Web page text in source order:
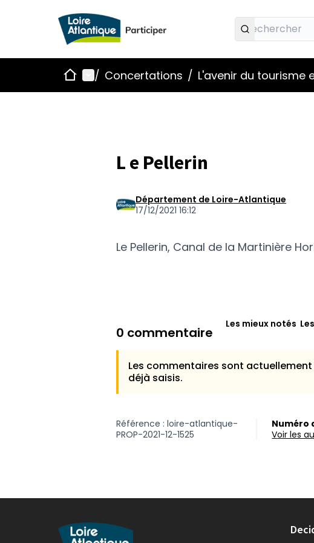
AccueilMenu principal
/ Concertations / L'avenir du tourisme
L e Pellerin
Département de Loire-Atlantique
17/12/2021 16:12
Le Pellerin, Canal de la Martinière
0 commentaire
Les mieux notés
Les commentaires sont
déjà saisis.
Référence : loire-atlantique-
PROP-2021-12-1525
Numéro
voir les